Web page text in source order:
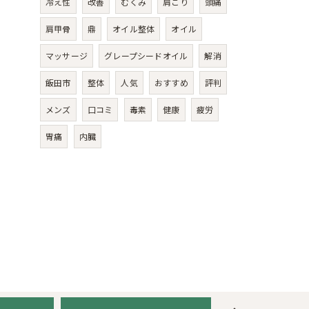
肩甲骨 鼎 オイル整体 オイル
マッサージ グレープシードオイル 解消
飯田市 整体 人気 おすすめ 評判
メンズ 口コミ 毒素 健康 疲労
胃痛 内臓